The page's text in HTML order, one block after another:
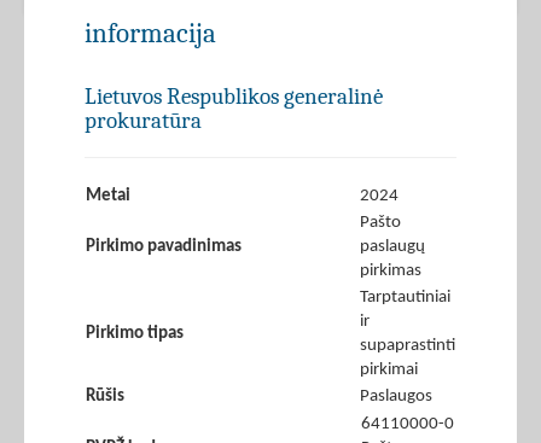
informacija
Lietuvos Respublikos generalinė
prokuratūra
Metai 2024
Pirkimo pavadinimas
Pašto
paslaugų
pirkimas
Pirkimo tipas
Tarptautiniai
ir
supaprastinti
pirkimai
Rūšis
Paslaugos
64110000-0